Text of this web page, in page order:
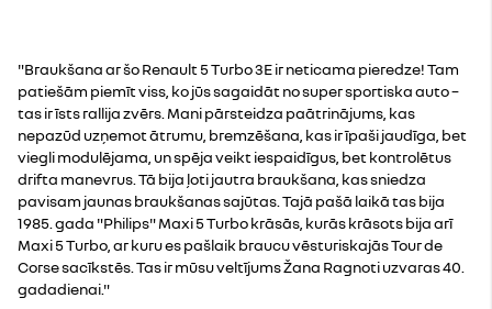
"Braukšana ar šo Renault 5 Turbo 3E ir neticama pieredze! Tam
patiešām piemīt viss, ko jūs sagaidāt no super sportiska auto –
tas ir īsts rallija zvērs. Mani pārsteidza paātrinājums, kas
nepazūd uzņemot ātrumu, bremzēšana, kas ir īpaši jaudīga, bet
viegli modulējama, un spēja veikt iespaidīgus, bet kontrolētus
drifta manevrus. Tā bija ļoti jautra braukšana, kas sniedza
pavisam jaunas braukšanas sajūtas. Tajā pašā laikā tas bija
1985. gada "Philips" Maxi 5 Turbo krāsās, kurās krāsots bija arī
Maxi 5 Turbo, ar kuru es pašlaik braucu vēsturiskajās Tour de
Corse sacīkstēs. Tas ir mūsu veltījums Žana Ragnoti uzvaras 40.
gadadienai."